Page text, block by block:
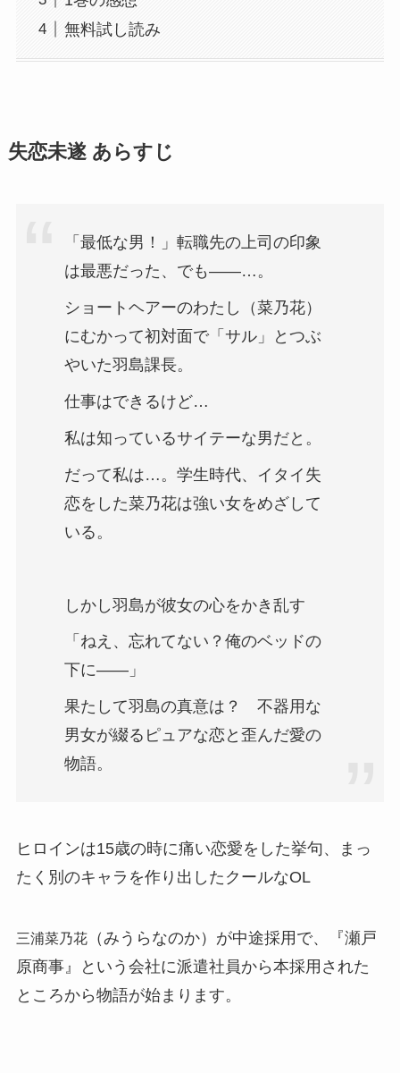
無料試し読み
失恋未遂 あらすじ
「最低な男！」転職先の上司の印象
は最悪だった、でも――…。
ショートヘアーのわたし（菜乃花）
にむかって初対面で「サル」とつぶ
やいた羽島課長。
仕事はできるけど…
私は知っているサイテーな男だと。
だって私は…。学生時代、イタイ失
恋をした菜乃花は強い女をめざして
いる。
しかし羽島が彼女の心をかき乱す
「ねえ、忘れてない？俺のベッドの
下に――」
果たして羽島の真意は？ 不器用な
男女が綴るピュアな恋と歪んだ愛の
物語。
ヒロインは15歳の時に痛い恋愛をした挙句、まっ
たく別のキャラを作り出したクールなOL
三浦菜乃花（みうらなのか）が中途採用で、『瀬戸
原商事』という会社に派遣社員から本採用された
ところから物語が始まります。